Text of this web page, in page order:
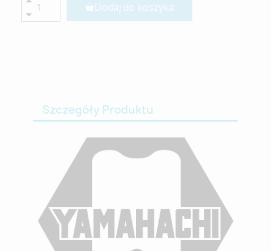
Dodaj do koszyka
Szczegóły Produktu